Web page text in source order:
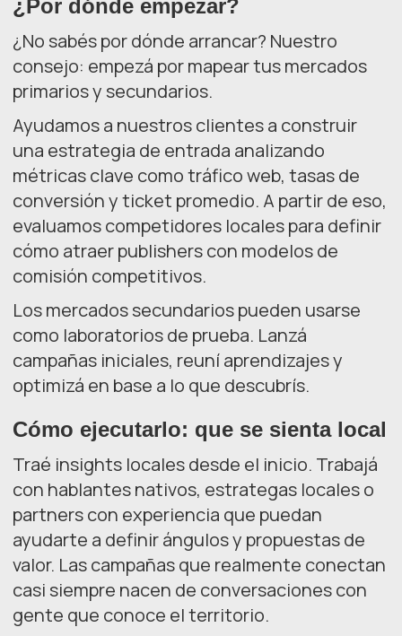
¿Por dónde empezar?
¿No sabés por dónde arrancar? Nuestro
consejo: empezá por mapear tus mercados
primarios y secundarios.
Ayudamos a nuestros clientes a construir
una estrategia de entrada analizando
métricas clave como tráfico web, tasas de
conversión y ticket promedio. A partir de eso,
evaluamos competidores locales para definir
cómo atraer publishers con modelos de
comisión competitivos.
Los mercados secundarios pueden usarse
como laboratorios de prueba. Lanzá
campañas iniciales, reuní aprendizajes y
optimizá en base a lo que descubrís.
Cómo ejecutarlo: que se sienta local
Traé insights locales desde el inicio. Trabajá
con hablantes nativos, estrategas locales o
partners con experiencia que puedan
ayudarte a definir ángulos y propuestas de
valor. Las campañas que realmente conectan
casi siempre nacen de conversaciones con
gente que conoce el territorio.